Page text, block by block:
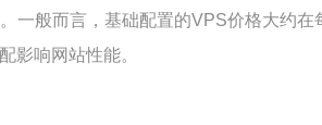
一般而言，基础配置的VPS价格大约
影响网站性能。